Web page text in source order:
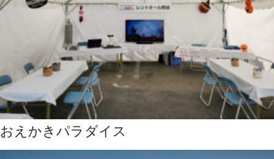
おえかきパラダイス